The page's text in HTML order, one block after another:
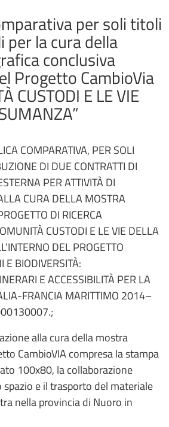
per soli titoli
per la cura della
conclusiva
Progetto CambioVia
CUSTODI E LE VIE
COMPARATIVA, PER SOLI
DI DUE CONTRATTI DI
PER ATTIVITÀ DI
CURA DELLA MOSTRA
DI RICERCA
CUSTODI E LE VIE DELLA
DEL PROGETTO
E BIODIVERSITÀ:
E ACCESSIBILITÀ PER LA
FRANCIA MARITTIMO 2014–
alla cura della mostra
CambioVIA compresa la stampa
100x80, la collaborazione
e il trasporto del materiale
nella provincia di Nuoro in